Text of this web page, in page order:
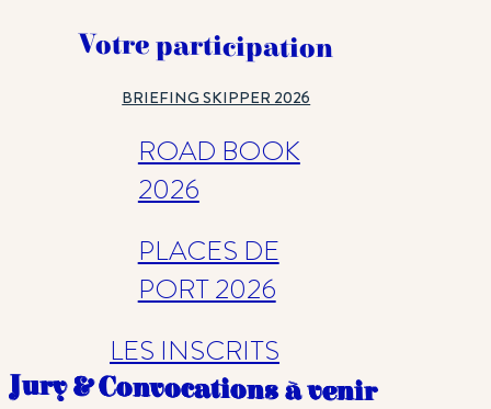
Votre participation
BRIEFING SKIPPER 2026
ROAD BOOK
2026
PLACES DE
PORT 2026
LES INSCRITS
Jury & Convocations à venir